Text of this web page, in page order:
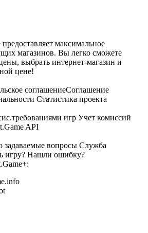
максимальное
магазинов. Вы легко сможете
выбрать интернет-магазин и
цене!
соглашениеСоглашение
Статистика проекта
игр Учет комиссий
API
задаваемые вопросы Служба
игру? Нашли ошибку?
: